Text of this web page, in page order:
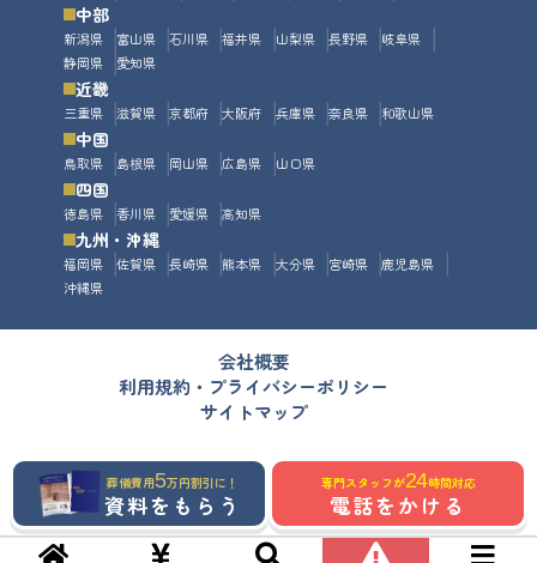
中部
新潟県 富山県 石川県 福井県 山梨県 長野県
岐阜県
静岡県
愛知県
近畿
三重県 滋賀県 京都府 大阪府 兵庫県 奈良県 和歌山県
中国
鳥取県 島根県 岡山県 広島県 山口県
四国
徳島県 香川県 愛媛県 高知県
九州・沖縄
福岡県 佐賀県 長崎県 熊本県 大分県 宮崎県
鹿児島県
沖縄県
会社概要
利用規約・プライバシーポリシー
サイトマップ
葬儀費用5万円割引に！
資料をもらう
専門スタッフが24時間対応
電話をかける